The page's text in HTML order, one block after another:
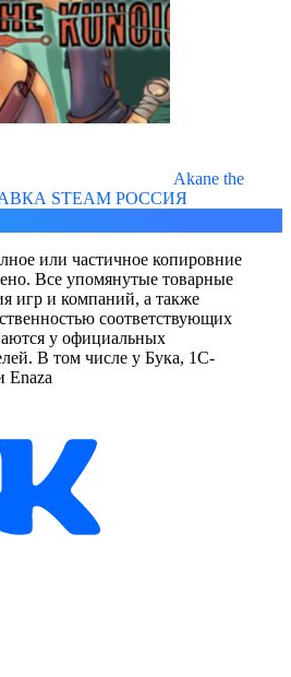
Akane the
STEAM РОССИЯ
или частичное копировние
Все упомянутые товарные
игр и компаний, а также
соответствующих
у официальных
В том числе у Бука, 1С-